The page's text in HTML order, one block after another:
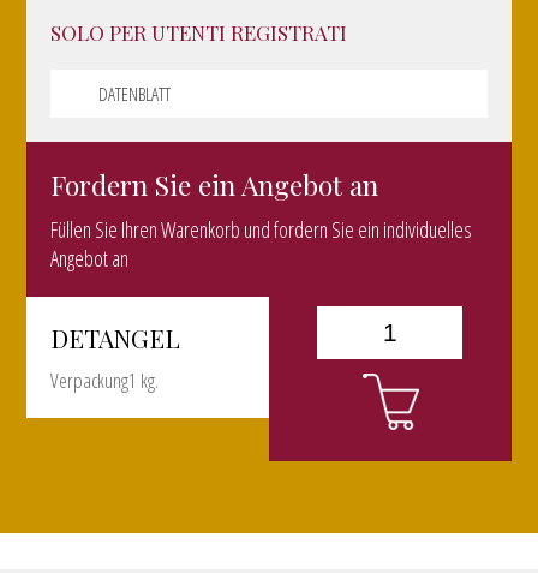
SOLO PER UTENTI REGISTRATI
DATENBLATT
Fordern Sie ein Angebot an
Füllen Sie Ihren Warenkorb und fordern Sie ein individuelles
Angebot an
DETANGEL
Verpackung1 kg.